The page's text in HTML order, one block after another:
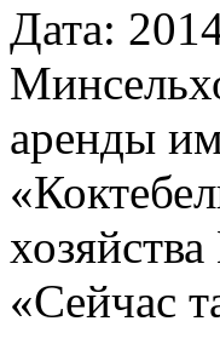
Дата:
аренды
«Сейчас